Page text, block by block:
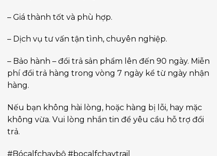
– Giá thành tốt và phù hợp.
– Dịch vụ tư vấn tận tình, chuyên nghiệp.
– Bảo hành – đổi trả sản phẩm lên đến 90 ngày. Miễn
phí đổi trả hàng trong vòng 7 ngày kể từ ngày nhận
hàng.
Nếu bạn không hài lòng, hoặc hàng bị lỗi, hay mặc
không vừa. Vui lòng nhắn tin để yêu cầu hỗ trợ đổi
trả.
#Bócalfchạybộ #bocalfchạytrail